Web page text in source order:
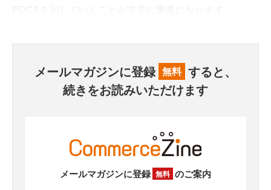
メールマガジンに登録 無料 すると、
続きをお読みいただけます
メールマガジンに登録 無料 のご案内